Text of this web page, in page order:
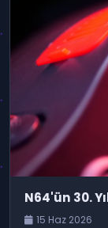
N64'ün 30.
15 Haz 2026